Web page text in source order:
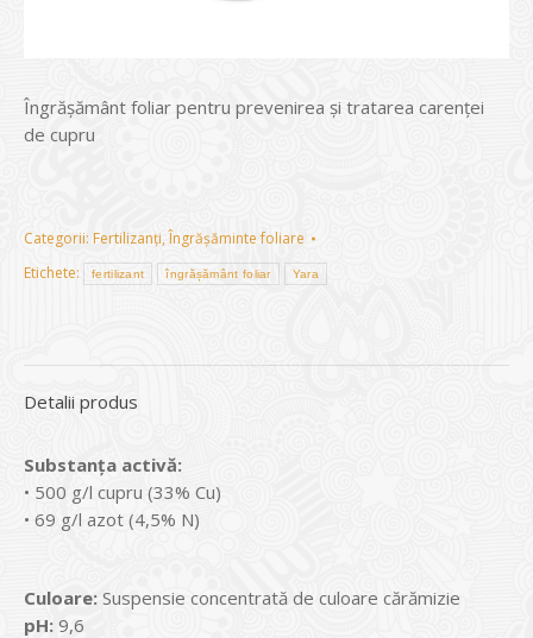
Îngrăşământ foliar pentru prevenirea şi tratarea carenţei
de cupru
Categorii: Fertilizanți,Îngrășăminte foliare
Etichete:
fertilizant îngrășământ foliar Yara
Detalii produs
Substanţa activă:
• 500 g/l cupru (33% Cu)
• 69 g/l azot (4,5% N)
Culoare: Suspensie concentrată de culoare cărămizie
pH: 9,6